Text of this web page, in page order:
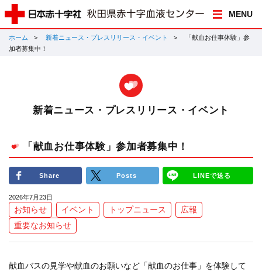
MENU
ホーム 新着ニュース・プレスリリース・イベント
「献血お仕事体験」参
加者募集中！
新着ニュース・プレスリリース・イベント
「献血お仕事体験」参加者募集中！
Share Posts LINEで送る
2026年7月23日
お知らせ イベント トップニュース
広報
重要なお知らせ
献血バスの見学や献血のお願いなど「献血のお仕事」を体験して